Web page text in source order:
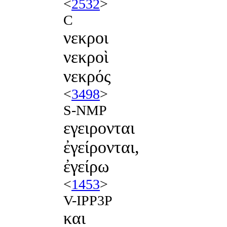
<2532>
C
νεκροι
νεκροὶ
νεκρός
<3498>
S-NMP
εγειρονται
ἐγείρονται,
ἐγείρω
<1453>
V-IPP3P
και